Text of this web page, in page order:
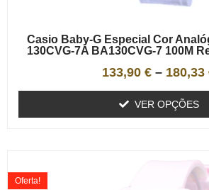
Casio Baby-G Especial Cor
130CVG-7A BA130CVG-7 100M
133,90 € – 180,33
VER OPÇÕES
Oferta!